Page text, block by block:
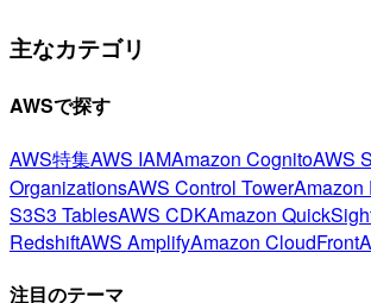
主なカテゴリ
AWSで探す
AWS特集AWS IAMAmazon CognitoAWS
OrganizationsAWS Control TowerAmazon
S3S3 TablesAWS CDKAmazon
RedshiftAWS AmplifyAmazon CloudFront
注目のテーマ